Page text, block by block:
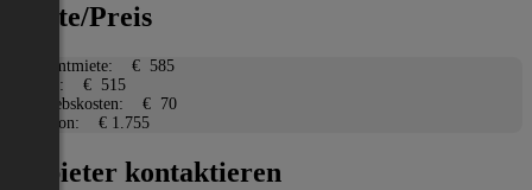
Miete/Preis
Gesamtmiete:
€ 585
Miete:
€ 515
Betriebskosten:
€ 70
Kaution:
€ 1.755
Anbieter kontaktieren